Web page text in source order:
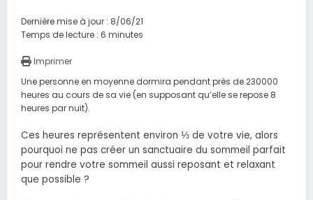
Dernière mise à jour : 8/06/21
Temps de lecture : 6 minutes
Imprimer
Une personne en moyenne dormira pendant près de 230000
heures au cours de sa vie (en supposant qu’elle se repose 8
heures par nuit).
Ces heures représentent environ ⅓ de votre vie, alors
pourquoi ne pas créer un sanctuaire du sommeil parfait
pour rendre votre sommeil aussi reposant et relaxant
que possible ?